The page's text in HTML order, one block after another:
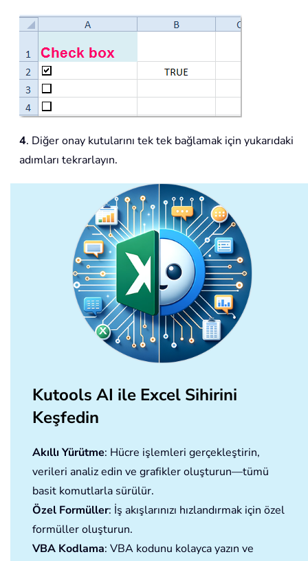
4. Diğer onay kutularını tek tek bağlamak için yukarıdaki
adımları tekrarlayın.
Kutools AI ile Excel Sihirini
Keşfedin
Akıllı Yürütme: Hücre işlemleri gerçekleştirin,
verileri analiz edin ve grafikler oluşturun—tümü
basit komutlarla sürülür.
Özel Formüller: İş akışlarınızı hızlandırmak için özel
formüller oluşturun.
VBA Kodlama: VBA kodunu kolayca yazın ve